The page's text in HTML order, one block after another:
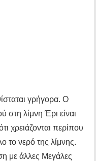
γρήγορα. Ο
στη λίμνη Έρι είναι
χρειάζονται περίπου
το νερό της λίμνης.
με άλλες Μεγάλες